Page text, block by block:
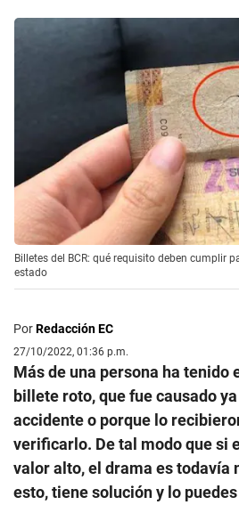
Billetes del BCR: qué requisito deben cumplir
estado
PorRedacción EC
27/10/2022, 01:36 p.m.
Más de una persona ha tenido
billete roto, que fue causado
accidente o porque lo
verificarlo. De tal modo que si
valor alto, el drama es todavía
esto, tiene solución y lo